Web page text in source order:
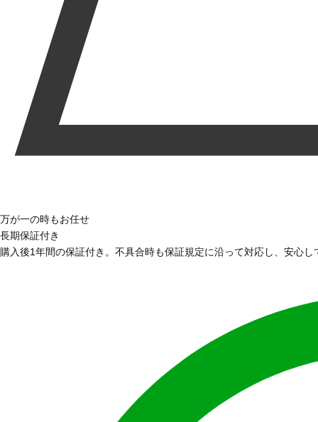
万が一の時もお任せ
長期保証付き
購入後1年間の保証付き。不具合時も保証規定に沿って対応し、安心